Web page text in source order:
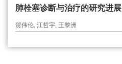
肺栓塞诊断与治疗的研究进展
贺伟伦, 江哲宇, 王黎洲